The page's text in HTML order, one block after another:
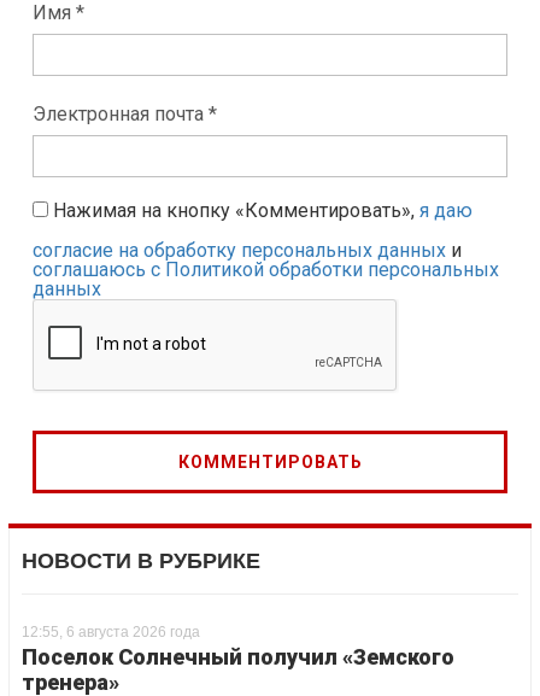
Имя *
Электронная почта *
Нажимая на кнопку «Комментировать», я даю
согласие на обработку персональных данных и
соглашаюсь с Политикой обработки персональных
данных
НОВОСТИ В РУБРИКЕ
12:55, 6 августа 2026 года
Поселок Солнечный получил «Земского
тренера»